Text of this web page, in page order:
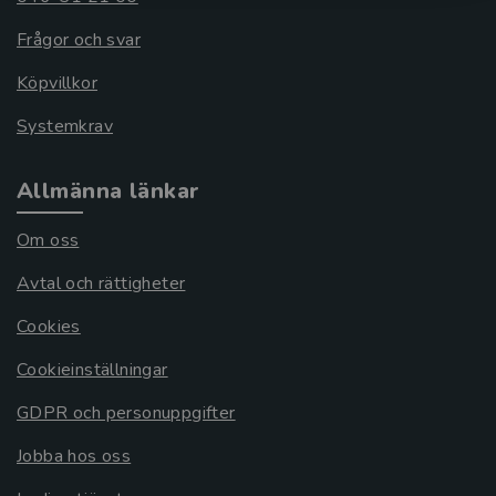
Frågor och svar
Köpvillkor
Systemkrav
Allmänna länkar
Om oss
Avtal och rättigheter
Cookies
Cookieinställningar
GDPR och personuppgifter
Jobba hos oss